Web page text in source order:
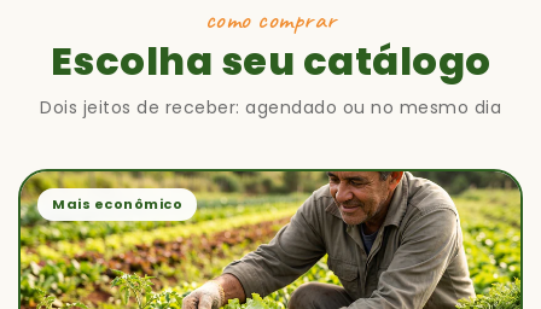
como comprar
Escolha seu catálogo
Dois jeitos de receber: agendado ou no mesmo dia
Mais econômico